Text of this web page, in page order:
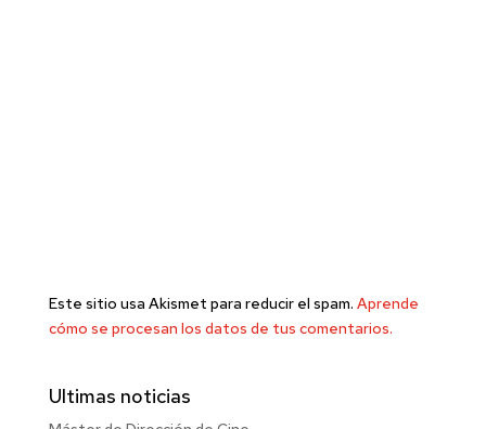
Este sitio usa Akismet para reducir el spam. Aprende
cómo se procesan los datos de tus comentarios.
Ultimas noticias